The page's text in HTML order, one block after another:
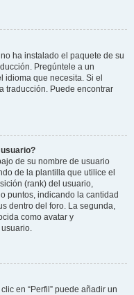
ha instalado el paquete de su
Pregúntele a un
idioma que necesita. Si el
traducción. Puede encontrar
de su nombre de usuario
de la plantilla que utilice el
(rank) del usuario,
puntos, indicando la cantidad
dentro del foro. La segunda,
como avatar y
en “Perfil” puede añadir un